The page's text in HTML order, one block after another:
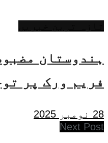
ہندوستان
فریم ورک پر
28 نومبر 2025
Next Post